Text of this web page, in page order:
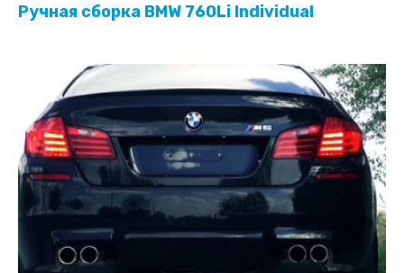
Ручная сборка BMW 760Li Individual